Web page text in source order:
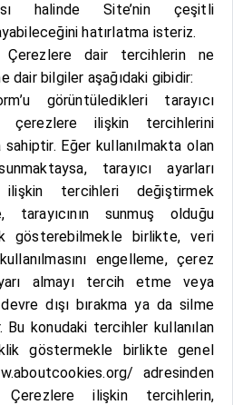
halinde Site’nin çeşitli
hatırlatma isteriz.
Çerezlere dair tercihlerin ne
dair bilgiler aşağıdaki gibidir:
görüntüledikleri tarayıcı
çerezlere ilişkin tercihlerini
Eğer kullanılmakta olan
tarayıcı ayarları
ilişkin tercihleri değiştirmek
tarayıcının sunmuş olduğu
gösterebilmekle birlikte, veri
engelleme, çerez
almayı tercih etme veya
dışı bırakma ya da silme
Bu konudaki tercihler kullanılan
göstermekle birlikte genel
adresinden
Çerezlere ilişkin tercihlerin,